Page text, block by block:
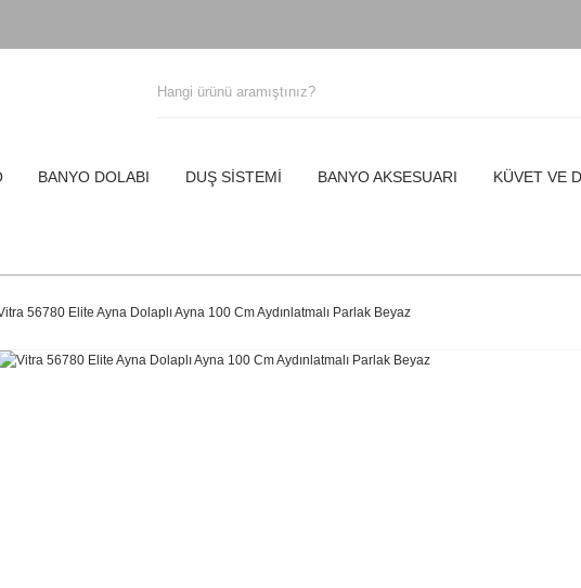
BANYO DOLABI DUŞ SİSTEMİ BANYO AKSESUARI KÜVET VE
56780 Elite Ayna Dolaplı Ayna 100 Cm Aydınlatmalı Parlak Beyaz